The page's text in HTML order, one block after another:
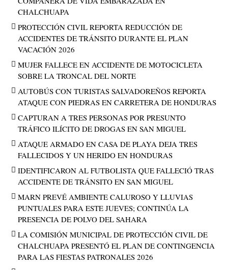
CHALCHUAPA
PROTECCIÓN CIVIL REPORTA REDUCCIÓN DE
ACCIDENTES DE TRÁNSITO DURANTE EL PLAN
VACACIÓN 2026
MUJER FALLECE EN ACCIDENTE DE MOTOCICLETA
SOBRE LA TRONCAL DEL NORTE
AUTOBÚS CON TURISTAS SALVADOREÑOS REPORTA
ATAQUE CON PIEDRAS EN CARRETERA DE HONDURAS
CAPTURAN A TRES PERSONAS POR PRESUNTO
TRÁFICO ILÍCITO DE DROGAS EN SAN MIGUEL
ATAQUE ARMADO EN CASA DE PLAYA DEJA TRES
FALLECIDOS Y UN HERIDO EN HONDURAS
IDENTIFICARON AL FUTBOLISTA QUE FALLECIÓ TRAS
ACCIDENTE DE TRÁNSITO EN SAN MIGUEL
MARN PREVÉ AMBIENTE CALUROSO Y LLUVIAS
PUNTUALES PARA ESTE JUEVES; CONTINÚA LA
PRESENCIA DE POLVO DEL SAHARA
LA COMISIÓN MUNICIPAL DE PROTECCIÓN CIVIL DE
CHALCHUAPA PRESENTÓ EL PLAN DE CONTINGENCIA
PARA LAS FIESTAS PATRONALES 2026